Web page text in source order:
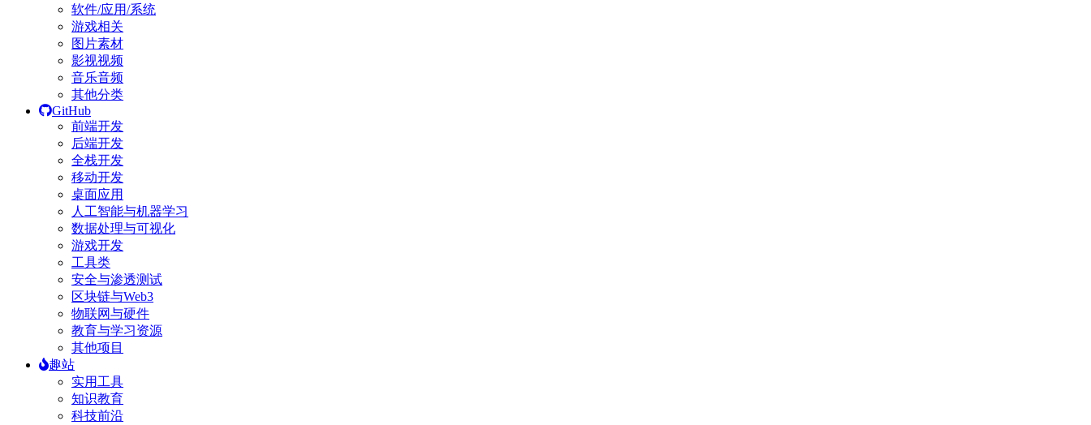
软件/应用/系统
游戏相关
图片素材
影视视频
音乐音频
其他分类
GitHub
前端开发
后端开发
全栈开发
移动开发
桌面应用
人工智能与机器学习
数据处理与可视化
游戏开发
工具类
安全与渗透测试
区块链与Web3
物联网与硬件
教育与学习资源
其他项目
趣站
实用工具
知识教育
科技前沿